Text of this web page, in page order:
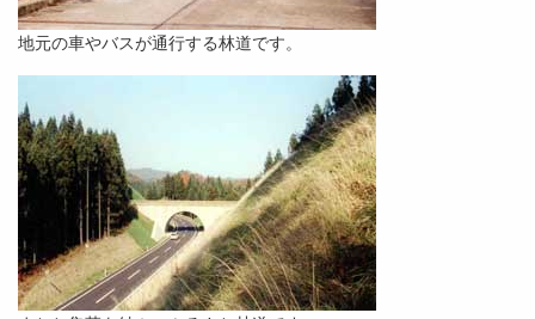
地元の車やバスが通行する林道です。